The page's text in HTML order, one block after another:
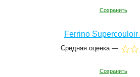
Сохранить
Ferrino Supercouloir
Средняя оценка —
Сохранить